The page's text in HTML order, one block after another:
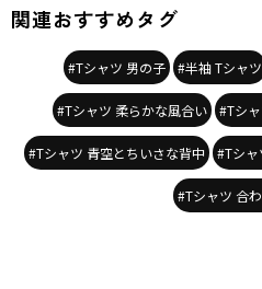
関連おすすめタグ
#Tシャツ 男の子 #半袖 Tシャツ
#Tシャツ 柔らかな風合い #Tシ
#Tシャツ 青空とちいさな背中 #Tシャ
#Tシャツ 合